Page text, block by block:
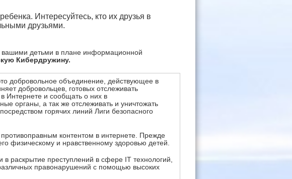
Интересуйтесь, кто их друзья в
друзьями.
вашими детьми в плане информационной
Кибердружину.
добровольное объединение, действующее в
добровольцев, готовых отслеживать
Интернете и сообщать о них в
органы, а так же отслеживать и уничтожать
горячих линий Лиги безопасного
контентом в интернете. Прежде
физическому и нравственному здоровью детей.
раскрытие преступлений в сфере IT технологий,
правонарушений с помощью высоких